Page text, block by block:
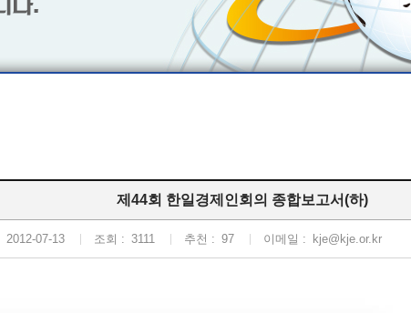
제44회 한일경제인회의 종합보고서(하)
2012-07-13 조회 : 3111 추천 : 97 이메일 : kje@kje.or.kr